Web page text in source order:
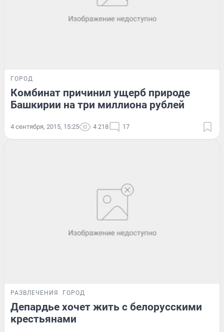
ГОРОД
Комбинат причинил ущерб природе
Башкирии на три миллиона рублей
4 сентября, 2015, 15:25 4 218 17
РАЗВЛЕЧЕНИЯ ГОРОД
Депардье хочет жить с белорусскими
крестьянами